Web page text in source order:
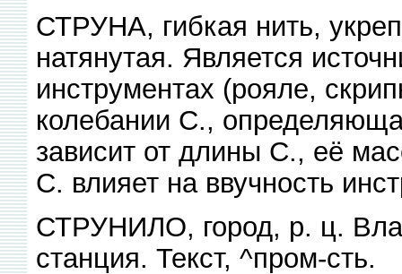
СТРУНА, гибкая нить,
натянутая. Является
инструментах (рояле,
колебании С.,
зависит от длины С., её
С. влияет на ввучность
СТРУНИЛО, город, р. ц.
станция. Текст, ^пром-сть.